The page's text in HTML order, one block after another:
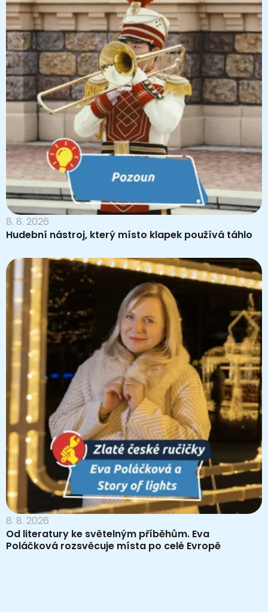
8. 8. 2026
Hudební nástroj, který místo klapek používá táhlo
8. 8. 2026
Od literatury ke světelným příběhům. Eva
Poláčková rozsvěcuje místa po celé Evropě